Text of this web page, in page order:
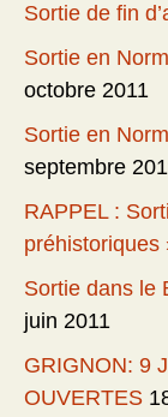
Sortie de fin
Sortie en
octobre 2011
Sortie en
septembre
RAPPEL :
préhistoriques
Sortie dans le
juin 2011
GRIGNON: 9
OUVERTES